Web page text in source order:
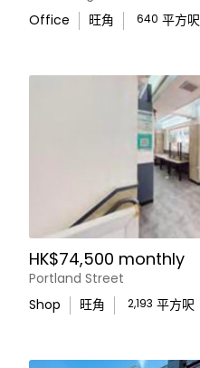
Office
旺角 640 平方呎
HK$74,500 monthly
Portland Street
Shop
旺角 2,193 平方呎